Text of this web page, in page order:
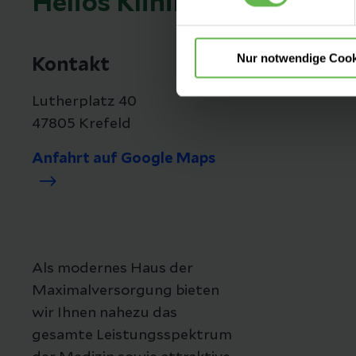
Nur notwendige
Kontakt
Lutherplatz 40
47805 Krefeld
Anfahrt auf Google Maps
Als modernes Haus der
Maximalversorgung bieten
wir Ihnen nahezu das
gesamte Leistungsspektrum